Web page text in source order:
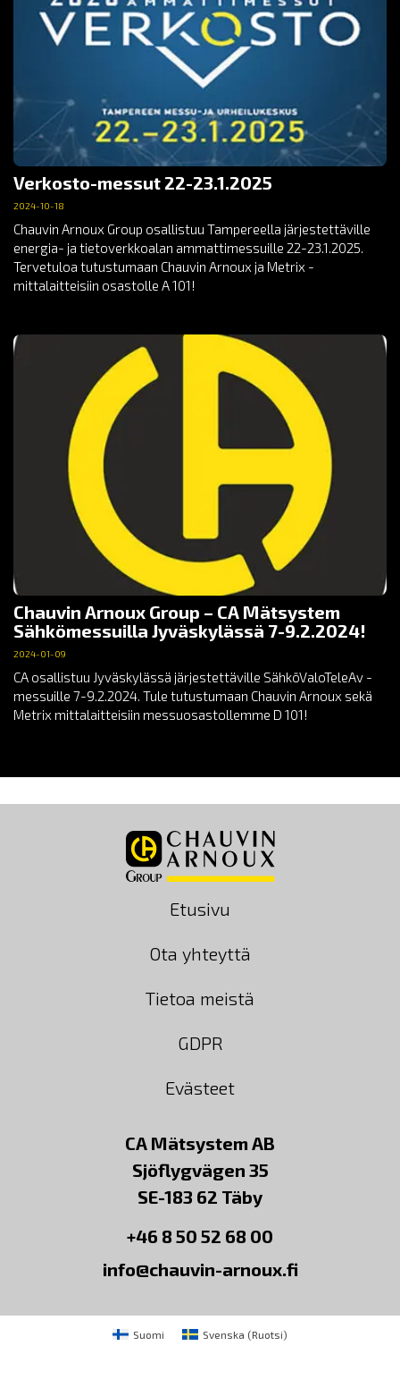
Verkosto-messut 22-23.1.2025
2024-10-18
Chauvin Arnoux Group osallistuu Tampereella järjestettäville
energia- ja tietoverkkoalan ammattimessuille 22-23.1.2025.
Tervetuloa tutustumaan Chauvin Arnoux ja Metrix -
mittalaitteisiin osastolle A 101!
Chauvin Arnoux Group – CA Mätsystem
Sähkömessuilla Jyväskylässä 7-9.2.2024!
2024-01-09
CA osallistuu Jyväskylässä järjestettäville SähköValoTeleAv -
messuille 7-9.2.2024. Tule tutustumaan Chauvin Arnoux sekä
Metrix mittalaitteisiin messuosastollemme D 101!
Etusivu
Ota yhteyttä
Tietoa meistä
GDPR
Evästeet
CA Mätsystem AB
Sjöflygvägen 35
SE-183 62 Täby
+46 8 50 52 68 00
info@chauvin-arnoux.fi
Suomi Svenska (Ruotsi)